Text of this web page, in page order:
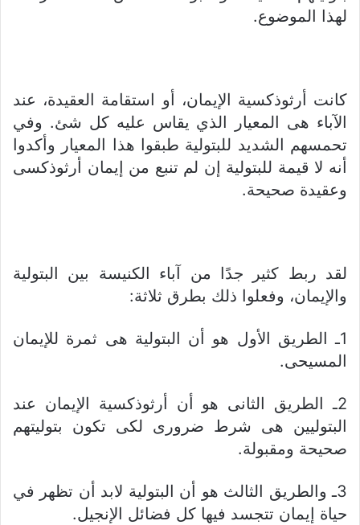
لهذا الموضوع.
كانت أرثوذكسية الإيمان، أو استقامة العقيدة، عند
الآباء هى المعيار الذي يقاس عليه كل شئ. وفي
تحمسهم الشديد للبتولية طبقوا هذا المعيار وأكدوا
أنه لا قيمة للبتولية إن لم تنبع من إيمان أرثوذكسى
وعقيدة صحيحة.
لقد ربط كثير جدًا من آباء الكنيسة بين البتولية
والإيمان، وفعلوا ذلك بطرق ثلاثة:
1ـ الطريق الأول هو أن البتولية هى ثمرة للإيمان
المسيحى.
2ـ الطريق الثانى هو أن أرثوذكسية الإيمان عند
البتوليين هى شرط ضرورى لكى تكون بتوليتهم
صحيحة ومقبولة.
3ـ والطريق الثالث هو أن البتولية لابد أن تظهر في
حياة إيمان تتجسد فيها كل فضائل الإنجيل.